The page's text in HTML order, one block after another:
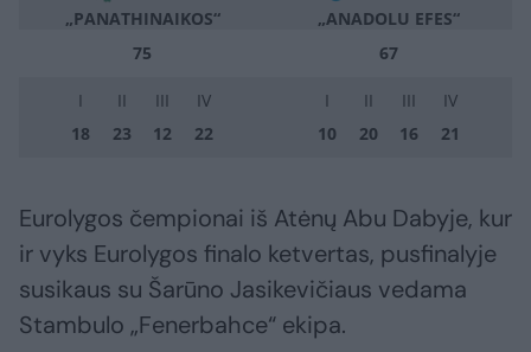
„PANATHINAIKOS“
„ANADOLU EFES“
75
67
I II III
IV
18
23 12 22
I II III
IV
10
20 16 21
Eurolygos čempionai iš Atėnų Abu Dabyje, kur
ir vyks Eurolygos finalo ketvertas, pusfinalyje
susikaus su Šarūno Jasikevičiaus vedama
Stambulo „Fenerbahce“ ekipa.